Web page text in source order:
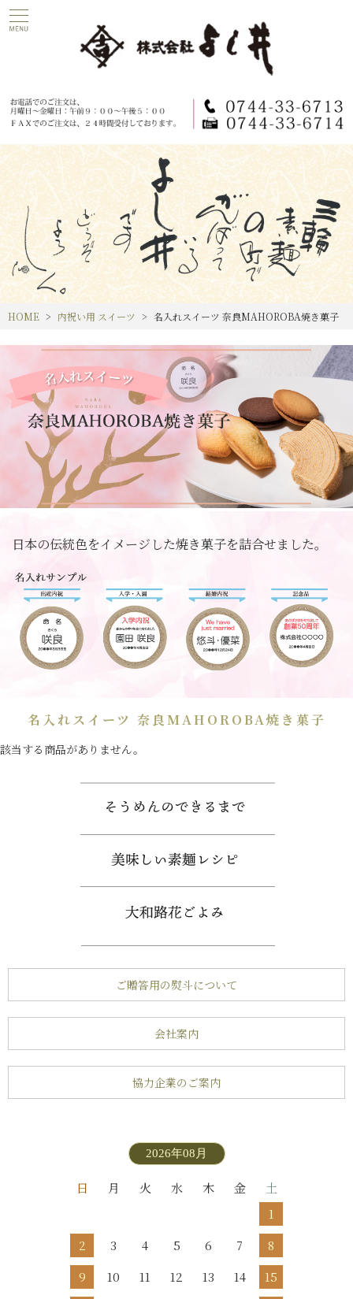
HOME 内祝い用 スイーツ 名入れスイーツ 奈良MAHOROBA焼き菓子
日本の伝統色をイメージした焼き菓子を詰合せました。
名入れスイーツ 奈良MAHOROBA焼き菓子
該当する商品がありません。
ご贈答用の熨斗について
会社案内
協力企業のご案内
2026年08月
日 月 火 水 木 金
土
1
2
3 4 5 6 7
8
9
10 11 12 13 14
15